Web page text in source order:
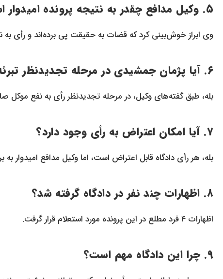
۵. وکیل مدافع چقدر به نتیجه پرونده امیدوار است؟
وی ابراز خوش‌بینی کرد که قضات به حقیقت پی برده‌اند و رأی
۶. آیا پژمان جمشیدی در مرحله تجدیدنظر تبرئه شده بود؟
بله، طبق گفته‌های وکیل، در مرحله تجدیدنظر رأی به نفع موکل
۷. آیا امکان اعتراض به رأی وجود دارد؟
بله، هر رأی دادگاه قابل اعتراض است، اما وکیل مدافع امیدوار
۸. اظهارات چند نفر در دادگاه گرفته شد؟
اظهارات ۴ فرد مطلع در این پرونده مورد استعلام قرار گرفت.
۹. چرا این دادگاه مهم است؟